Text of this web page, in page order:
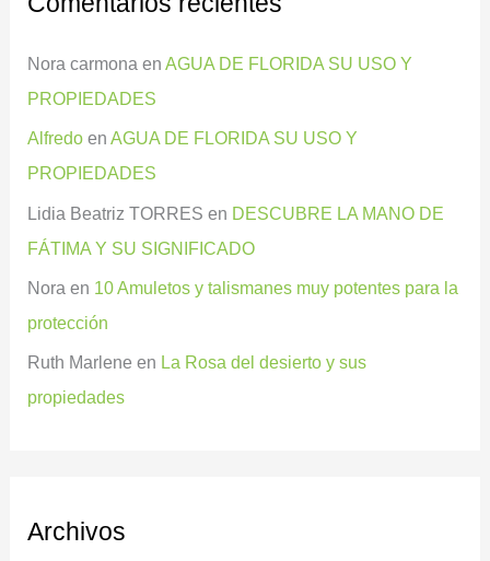
Nora carmona enAGUA DE FLORIDA SU USO Y
PROPIEDADES
Alfredo enAGUA DE FLORIDA SU USO Y
PROPIEDADES
Lidia Beatriz TORRES en DESCUBRE LA MANO DE
FÁTIMA Y SU SIGNIFICADO
Nora en 10 Amuletos y talismanes muy potentes para la
protección
Ruth Marlene en La Rosa del desierto y sus
propiedades
Archivos